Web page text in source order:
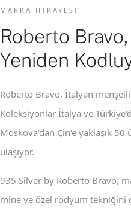
MARKA HIKAYESI
Roberto
Yeniden
Roberto Bravo, İtalyan
Koleksiyonlar İtalya ve
Moskova'dan Çin'e yaklaşık 50
ulaşıyor.
935 Silver by Roberto Bravo,
mine ve özel rodyum tekniğini